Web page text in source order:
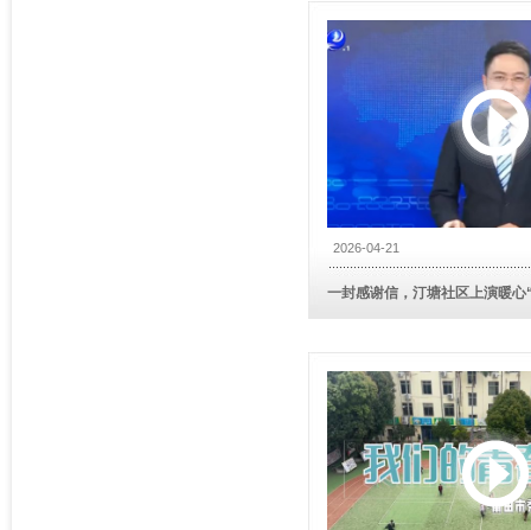
2026-04-21
一封感谢信，汀塘社区上演暖心